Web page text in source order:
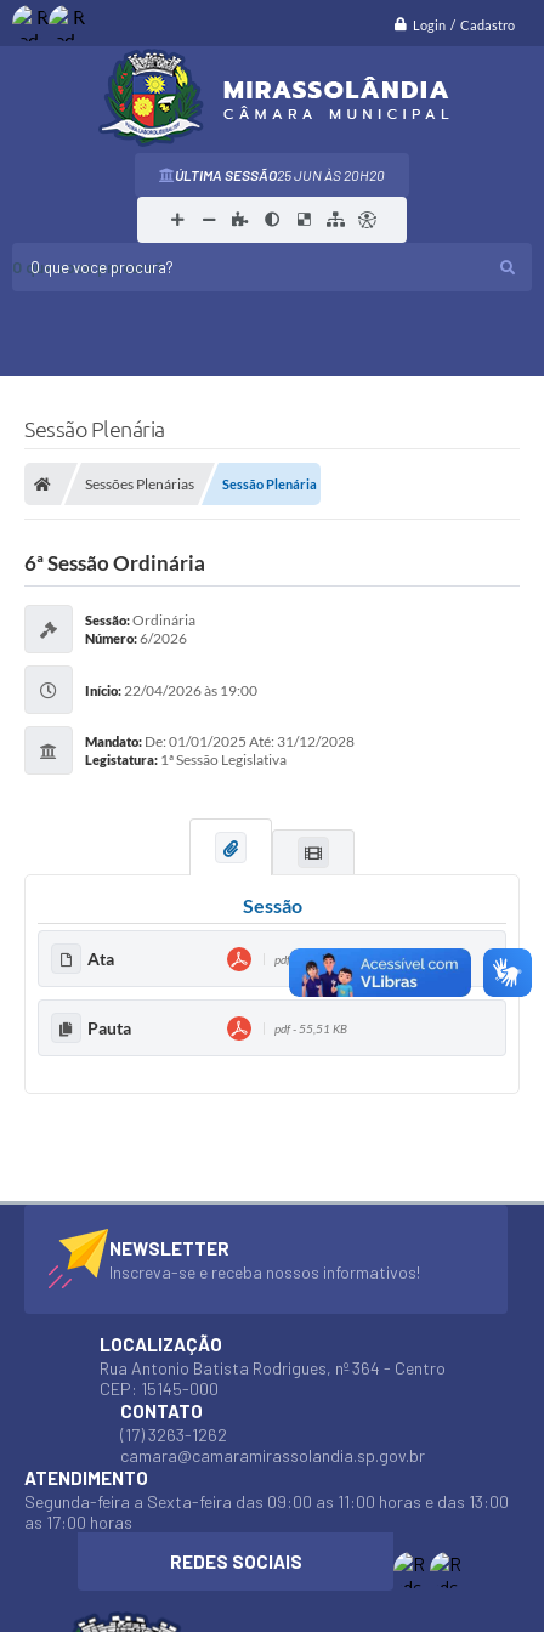
Login / Cadastro
ÚLTIMA SESSÃO25 JUN 20H20
O que voce procura?
Sessão Plenária
Sessões Plenárias Sessão Plenária
6ª Sessão Ordinária
Sessão:Ordinária
Número:6/2026
Início: 22/04/2026 às 19:00
Mandato: De: 01/01/2025 Até: 31/12/2028
Legistatura: 1ª Sessão Legislativa
Sessão
Ata pdf - 518,83 KB
Pauta pdf - 55,51 KB
NEWSLETTER
Inscreva-se e receba nossos informativos!
LOCALIZAÇÃO
Rua Antonio Batista Rodrigues, nº 364 - Centro
CEP: 15145-000
CONTATO
(17) 3263-1262
camara@camaramirassolandia.sp.gov.br
ATENDIMENTO
Segunda-feira a Sexta-feira das 09:00 as 11:00 horas e das 13:00
as 17:00 horas